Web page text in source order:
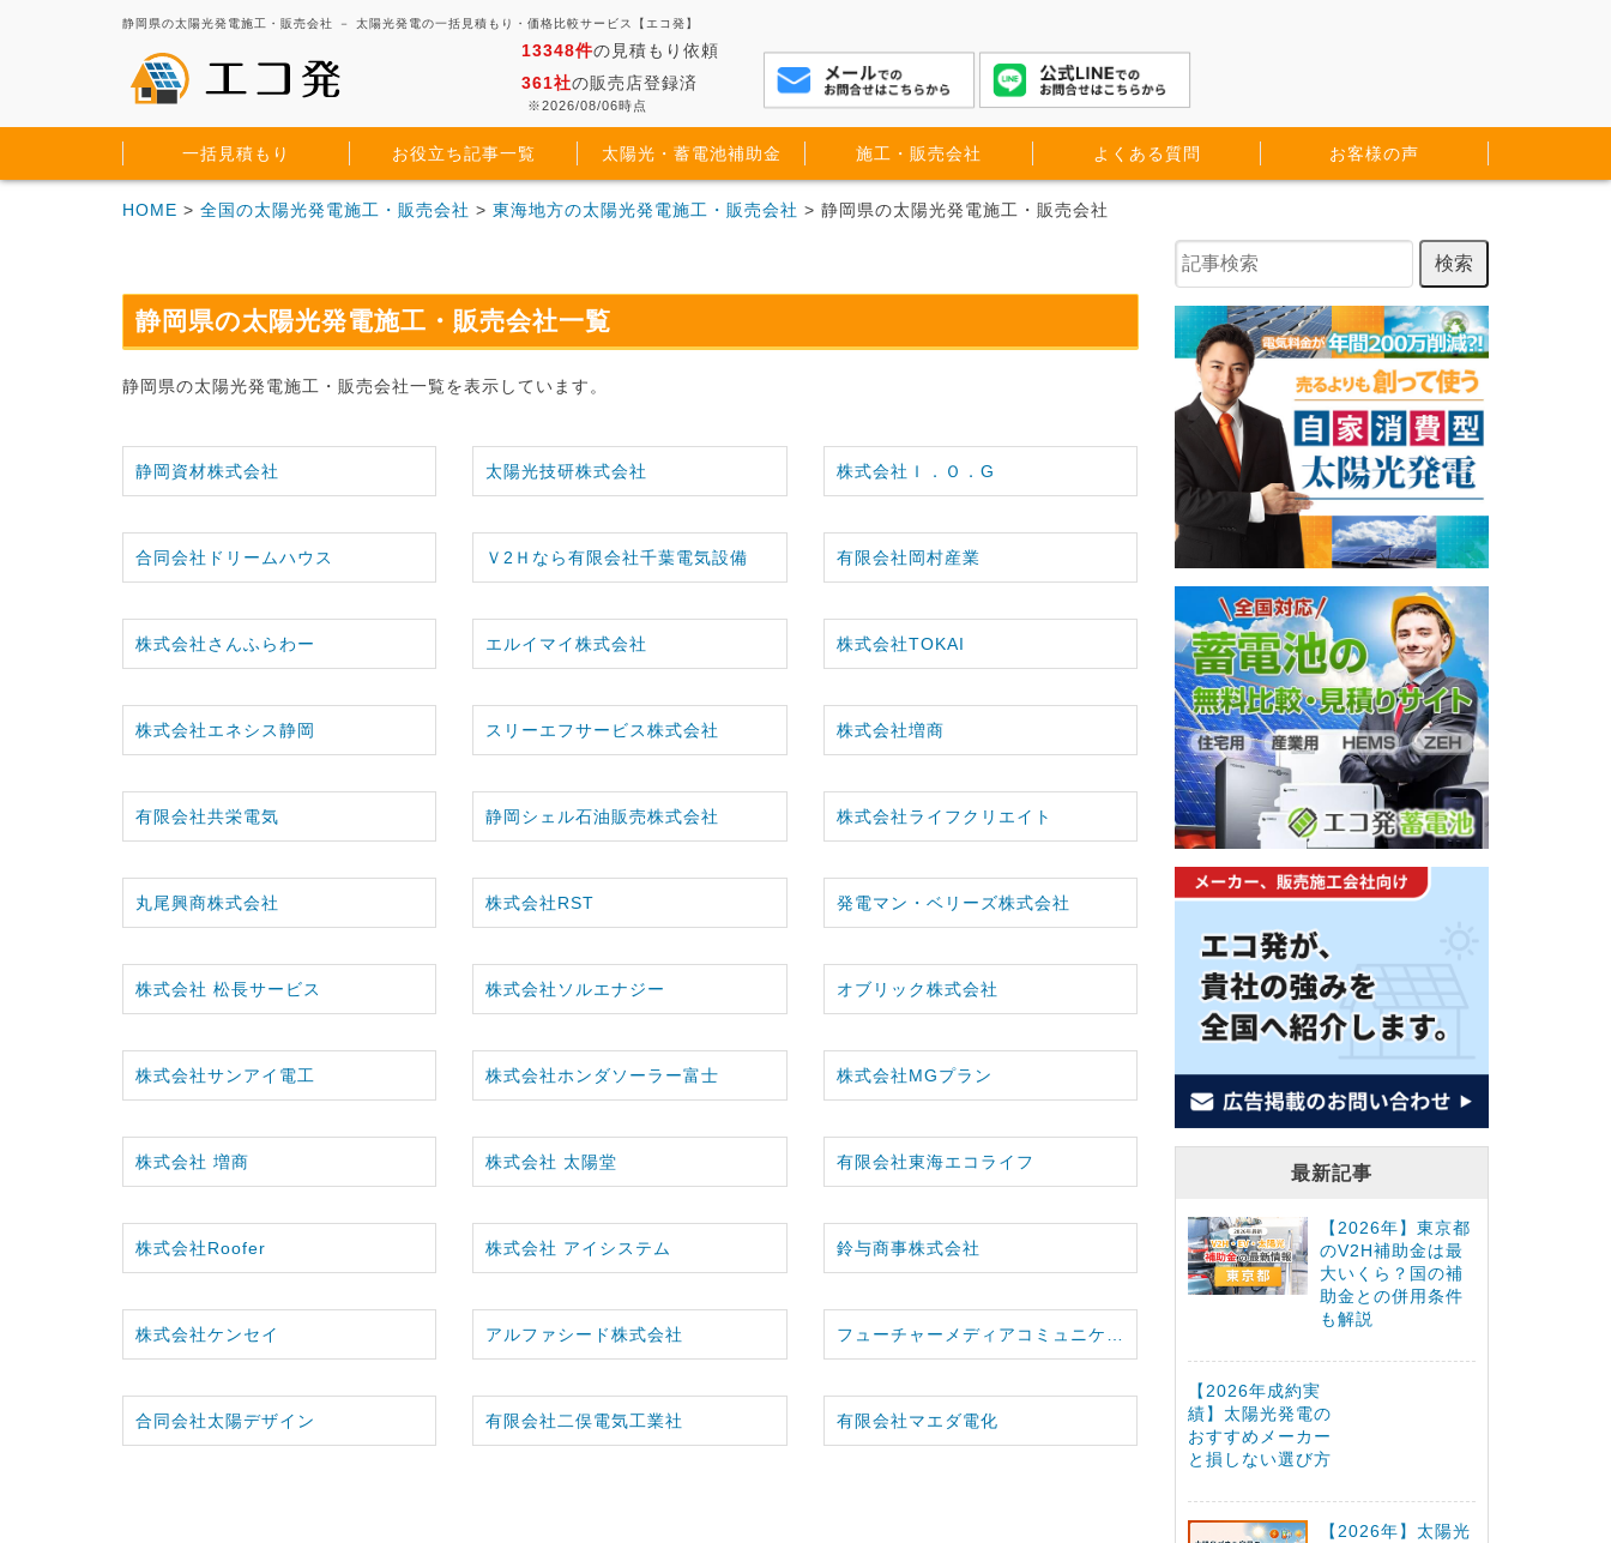
静岡県の太陽光発電施工・販売会社 － 太陽光発電の一括見積もり・価格比較サービス【エコ発】
13348件の見積もり依頼
361社の販売店登録済
※2026/08/06時点
一括見積もり お役立ち記事一覧 太陽光・蓄電池補助金 施工・販売会社 よくある質問 お客様の声
HOME > 全国の太陽光発電施工・販売会社 > 東海地方の太陽光発電施工・販売会社 > 静岡県の太陽光発電施工・販売会社
静岡県の太陽光発電施工・販売会社一覧
静岡県の太陽光発電施工・販売会社一覧を表示しています。
静岡資材株式会社 太陽光技研株式会社 株式会社Ｉ．Ｏ．G
合同会社ドリームハウス Ｖ2Ｈなら有限会社千葉電気設備 有限会社岡村産業
株式会社さんふらわー エルイマイ株式会社 株式会社TOKAI
株式会社エネシス静岡 スリーエフサービス株式会社 株式会社増商
有限会社共栄電気 静岡シェル石油販売株式会社 株式会社ライフクリエイト
丸尾興商株式会社 株式会社RST 発電マン・ベリーズ株式会社
株式会社 松長サービス 株式会社ソルエナジー オブリック株式会社
株式会社サンアイ電工 株式会社ホンダソーラー富士 株式会社MGプラン
株式会社 増商 株式会社 太陽堂 有限会社東海エコライフ
株式会社Roofer 株式会社 アイシステム 鈴与商事株式会社
株式会社ケンセイ アルファシード株式会社
合同会社太陽デザイン 有限会社二俣電気工業社 有限会社マエダ電化
最新記事
【2026年】東京都
のV2H補助金は最
大いくら？国の補
助金との併用条件
も解説
【2026年成約実
績】太陽光発電の
おすすめメーカー
と損しない選び方
【2026年】太陽光